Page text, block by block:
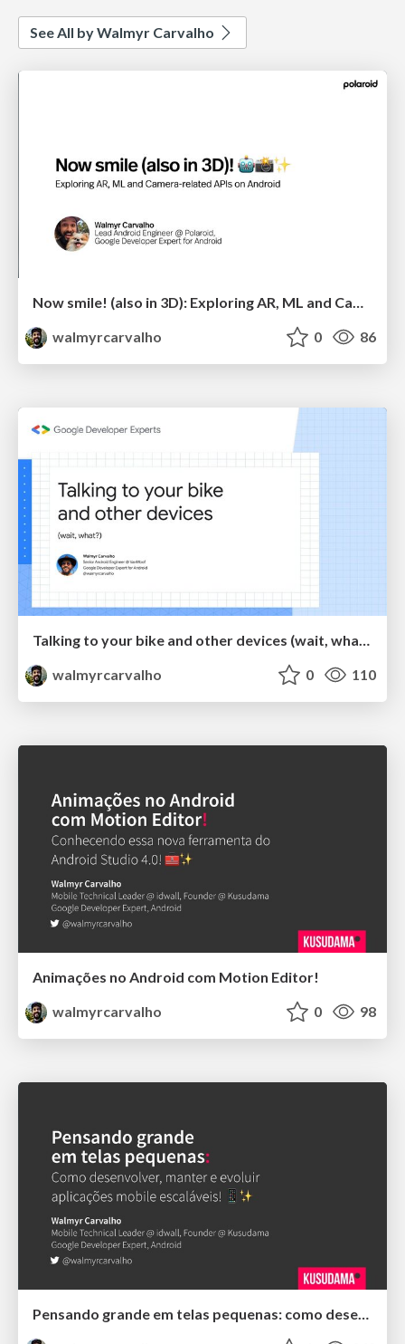
See All by Walmyr Carvalho
Now smile! (also in 3D): Exploring AR, ML and Camera-related APIs on Android
walmyrcarvalho
0 86
walmyrcarvalho
0 110
Animações no Android com Motion Editor!
walmyrcarvalho
0 98
Pensando grande em telas pequenas: como desenvolver, manter e evoluir aplicações mobile escaláveis como as gigantes do mercado!